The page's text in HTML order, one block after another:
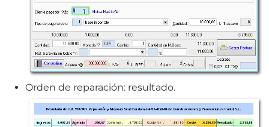
Orden de reparación: resultado.